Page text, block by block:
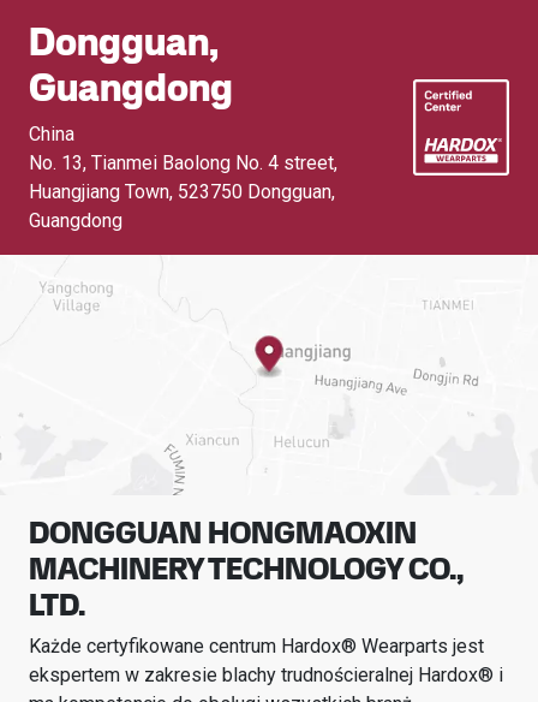
Dongguan,
Guangdong
China
No. 13, Tianmei Baolong No. 4 street,
Huangjiang Town, 523750 Dongguan,
Guangdong
DONGGUAN HONGMAOXIN
MACHINERY TECHNOLOGY CO.,
LTD.
Każde certyfikowane centrum Hardox® Wearparts jest
ekspertem w zakresie blachy trudnościeralnej Hardox® i